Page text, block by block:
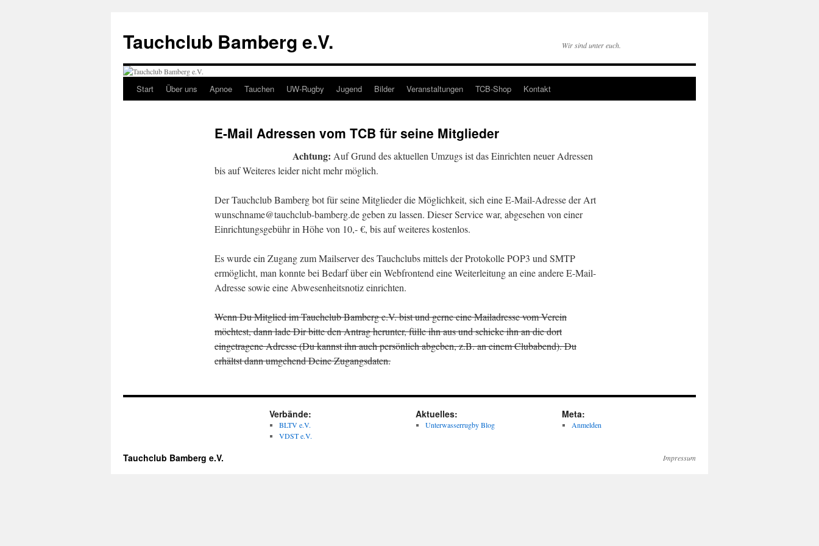
Tauchclub Bamberg e.V. Wir sind unter euch.
Start Über uns Apnoe Tauchen UW-Rugby Jugend Bilder Veranstaltungen TCB-Shop Kontakt
E-Mail Adressen vom TCB für seine Mitglieder
Achtung: Auf Grund des aktuellen Umzugs ist das Einrichten neuer Adressen
bis auf Weiteres leider nicht mehr möglich.
Der Tauchclub Bamberg bot für seine Mitglieder die Möglichkeit, sich eine E-Mail-Adresse der Art
wunschname@tauchclub-bamberg.de geben zu lassen. Dieser Service war, abgesehen von einer
Einrichtungsgebühr in Höhe von 10,- €, bis auf weiteres kostenlos.
Es wurde ein Zugang zum Mailserver des Tauchclubs mittels der Protokolle POP3 und SMTP
ermöglicht, man konnte bei Bedarf über ein Webfrontend eine Weiterleitung an eine andere E-Mail-
Adresse sowie eine Abwesenheitsnotiz einrichten.
Wenn Du Mitglied im Tauchclub Bamberg e.V. bist und gerne eine Mailadresse vom Verein
möchtest, dann lade Dir bitte den Antrag herunter, fülle ihn aus und schicke ihn an die dort
eingetragene Adresse (Du kannst ihn auch persönlich abgeben, z.B. an einem Clubabend). Du
erhältst dann umgehend Deine Zugangsdaten.
Verbände:
BLTV e.V.
VDST e.V.
Aktuelles:
Unterwasserrugby Blog
Meta:
Anmelden
Tauchclub Bamberg e.V. Impressum